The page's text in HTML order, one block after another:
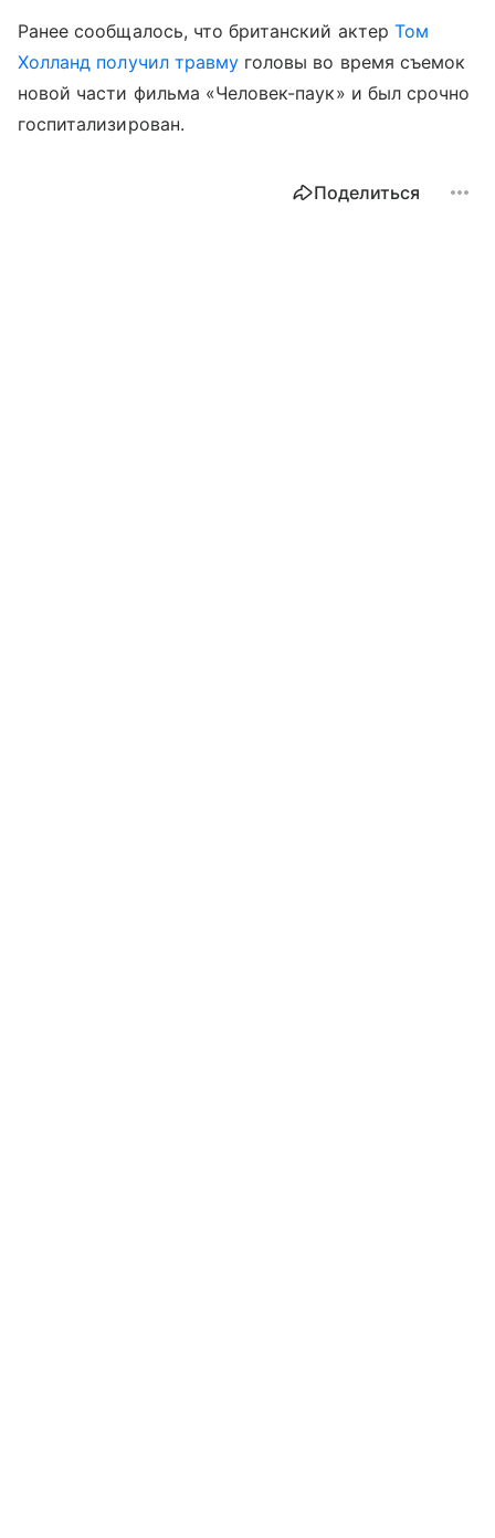
Ранее сообщалось, что британский актер Том
Холланд получил травму головы во время съемок
новой части фильма «Человек-паук» и был срочно
госпитализирован.
Поделиться